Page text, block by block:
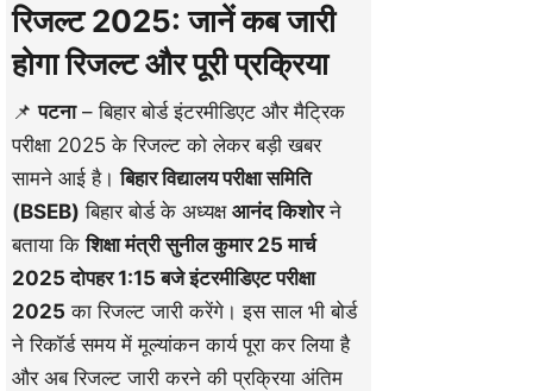
रिजल्ट 2025: जानें कब जारी
होगा रिजल्ट और पूरी प्रक्रिया
📌पटना– बिहार बोर्ड इंटरमीडिएट और मैट्रिक
परीक्षा 2025 के रिजल्ट को लेकर बड़ी खबर
सामने आई है।बिहार विद्यालय परीक्षा समिति
(BSEB) बिहार बोर्ड के अध्यक्ष आनंद किशोरने
बताया किशिक्षा मंत्री सुनील कुमार25 मार्च
2025 दोपहर 1:15 बजेइंटरमीडिएट परीक्षा
2025 का रिजल्ट जारी करेंगे। इस साल भी बोर्ड
ने रिकॉर्ड समय में मूल्यांकन कार्य पूरा कर लिया है
और अब रिजल्ट जारी करने की प्रक्रिया अंतिम